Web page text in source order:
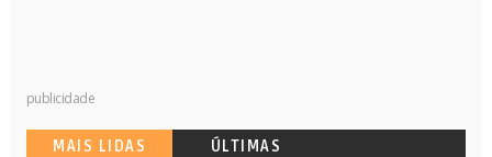
publicidade
MAIS LIDAS ÚLTIMAS